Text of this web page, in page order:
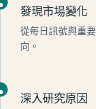
發現市場變化
從每日訊號與重
向。
深入研究原因